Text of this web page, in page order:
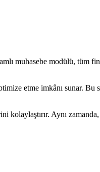
muhasebe modülü, tüm
etme imkânı sunar. Bu
kolaylaştırır. Aynı